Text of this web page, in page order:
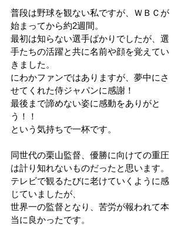
普段は野球を観ない私ですが、ＷＢＣが
始まってから約2週間。
最初は知らない選手ばかりでしたが、選
手たちの活躍と共に名前や顔を覚えてい
きました。
にわかファンではありますが、夢中にさ
せてくれた侍ジャパンに感謝！
最後まで諦めない姿に感動をありがと
う！！
という気持ちで一杯です。
同世代の栗山監督、優勝に向けての重圧
は計り知れないものだったと思います。
テレビで観るたびに老けていくように感
じていましたが、
世界一の監督となり、苦労が報われて本
当に良かったです。